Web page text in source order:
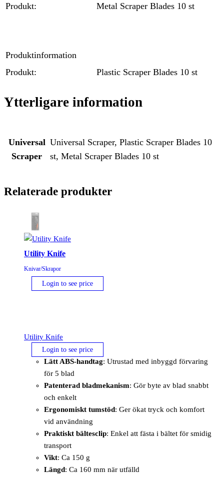
Produkt:
Metal Scraper Blades 10 st
Produktinformation
Produkt:
Plastic Scraper Blades 10 st
Ytterligare information
Universal
Scraper
Universal Scraper, Plastic Scraper Blades 10
st, Metal Scraper Blades 10 st
Relaterade produkter
Utility Knife
Knivar/Skrapor
Login to see price
Utility Knife
Login to see price
Lätt ABS-handtag: Utrustad med inbyggd förvaring
för 5 blad
Patenterad bladmekanism: Gör byte av blad snabbt
och enkelt
Ergonomiskt tumstöd: Ger ökat tryck och komfort
vid användning
Praktiskt bältesclip: Enkel att fästa i bältet för smidig
transport
Vikt: Ca 150 g
Längd: Ca 160 mm när utfälld